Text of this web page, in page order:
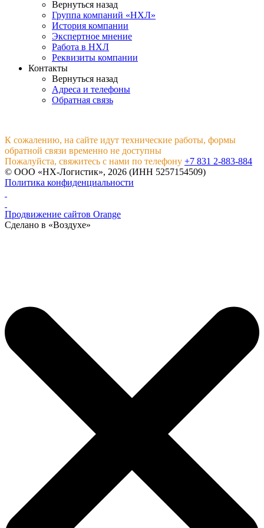
Вернуться назад
Группа компаний «НХЛ»
История компании
Экспертное мнение
Работа в НХЛ
Реквизиты компании
Контакты
Вернуться назад
Адреса и телефоны
Обратная связь
К сожалению, на сайте идут технические работы, формы
обратной связи временно не доступны
Пожалуйста, свяжитесь с нами по телефону +7 831 2-883-884
© ООО «НХ-Логистик», 2026 (ИНН 5257154509)
Политика конфиденциальности
Продвижение сайтов Orange
Сделано в «Воздухе»